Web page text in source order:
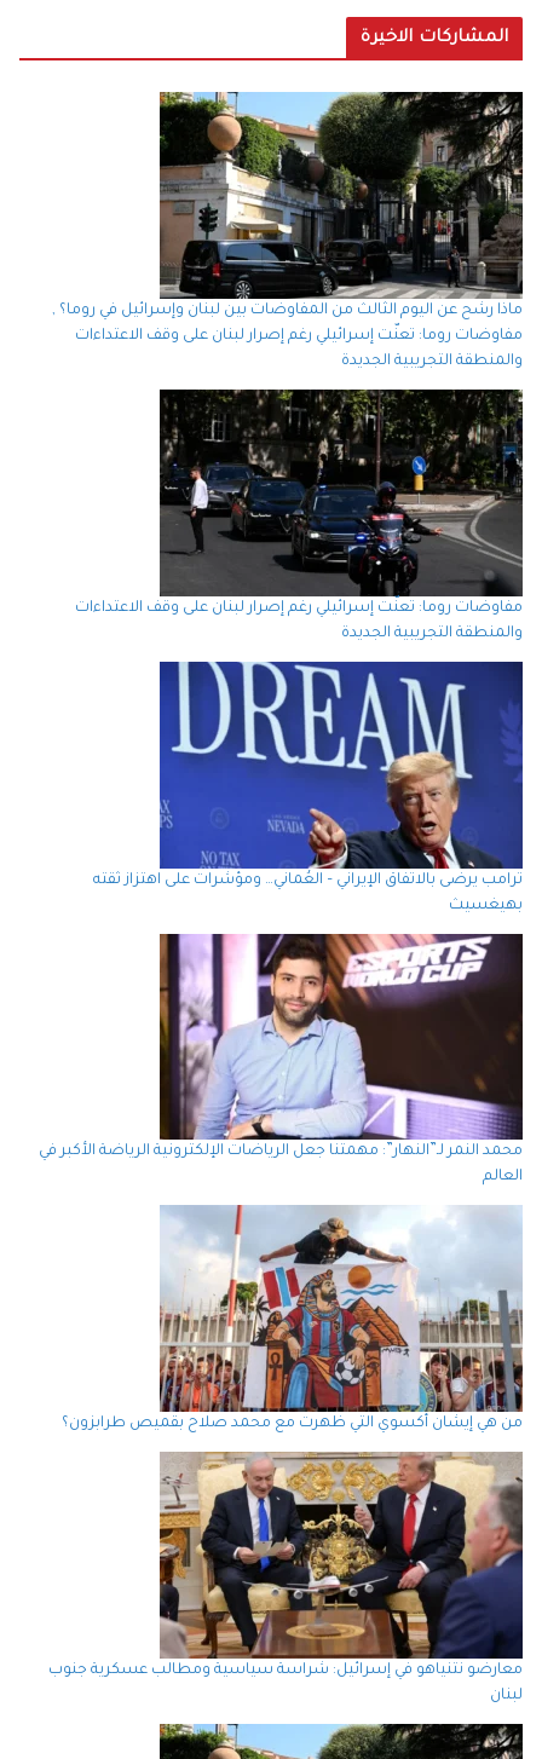
المشاركات الاخيرة
ماذا رشح عن اليوم الثالث من المفاوضات بين لبنان وإسرائيل في روما؟ ,
مفاوضات روما: تعنّت إسرائيلي رغم إصرار لبنان على وقف الاعتداءات
والمنطقة التجريبية الجديدة
مفاوضات روما: تعنّت إسرائيلي رغم إصرار لبنان على وقف الاعتداءات
والمنطقة التجريبية الجديدة
ترامب يرضى بالاتفاق الإيراني – العُماني… ومؤشرات على اهتزاز ثقته
بهيغسيث
محمد النمر لـ”النهار”: مهمتنا جعل الرياضات الإلكترونية الرياضة الأكبر في
العالم
من هي إيشان أكسوي التي ظهرت مع محمد صلاح بقميص طرابزون؟
معارضو نتنياهو في إسرائيل: شراسة سياسية ومطالب عسكرية جنوب
لبنان